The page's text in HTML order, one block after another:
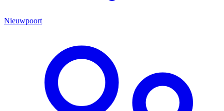
Nieuwpoort